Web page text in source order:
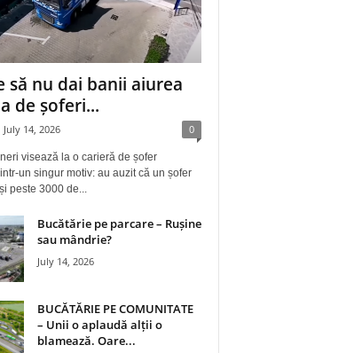
să nu dai banii aiurea
de șoferi...
July 14, 2026 0
visează la o carieră de șofer
un singur motiv: au auzit că un șofer
peste 3000 de...
Bucătărie pe parcare – Rușine
sau mândrie?
July 14, 2026
BUCĂTĂRIE PE COMUNITATE
– Unii o aplaudă alții o
blamează. Oare...